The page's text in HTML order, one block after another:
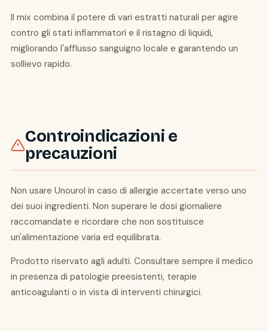
Il mix combina il potere di vari estratti naturali per agire
contro gli stati infiammatori e il ristagno di liquidi,
migliorando l'afflusso sanguigno locale e garantendo un
sollievo rapido.
Controindicazioni e
precauzioni
Non usare Unourol in caso di allergie accertate verso uno
dei suoi ingredienti. Non superare le dosi giornaliere
raccomandate e ricordare che non sostituisce
un'alimentazione varia ed equilibrata.
Prodotto riservato agli adulti. Consultare sempre il medico
in presenza di patologie preesistenti, terapie
anticoagulanti o in vista di interventi chirurgici.